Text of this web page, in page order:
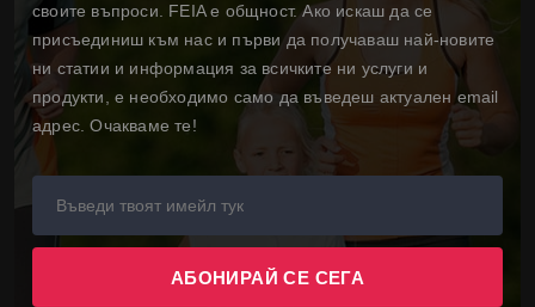
своите въпроси. FEIA е общност. Ако искаш да се
присъединиш към нас и първи да получаваш най-новите
ни статии и информация за всичките ни услуги и
продукти, е необходимо само да въведеш актуален email
адрес. Очакваме те!